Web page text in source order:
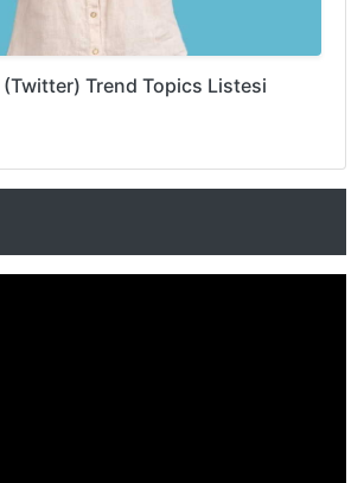
(Twitter) Trend Topics Listesi